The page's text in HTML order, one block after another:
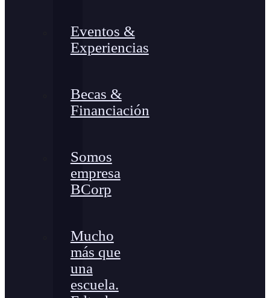
Eventos &
Experiencias
Becas &
Financiación
Somos
empresa
BCorp
Mucho
más que
una
escuela.